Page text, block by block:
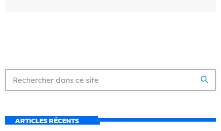
search
ARTICLES RÉCENTS